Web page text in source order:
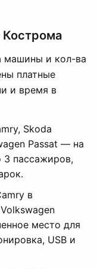
машины и кол-ва
платные
и время в
Skoda
Passat — на
3 пассажиров,
в
место для
USB и